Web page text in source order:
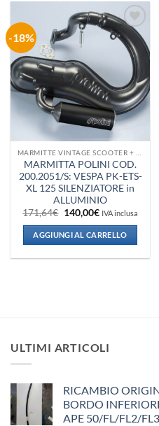
-18%
Aggiungi
alla lista
dei
desideri
MARMITTA POLINI COD.
200.2051/S: VESPA PK-ETS-
XL 125 SILENZIATORE in
ALLUMINIO
171,64€ Il
prezzo
originale
era:
171,64€.
140,00€Il
attuale
è:
140,00€.
IVA inclusa
AGGIUNGI AL CARRELLO
ULTIMI ARTICOLI
RICAMBIO
BORDO
APE 50/FL/FL2/